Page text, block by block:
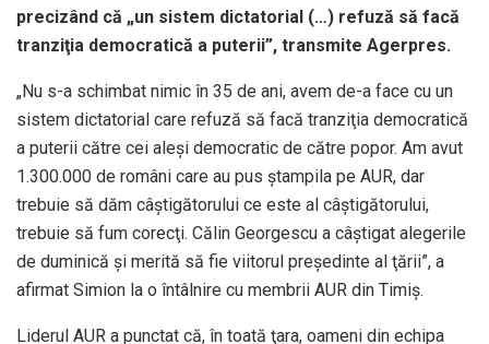
precizând că „un sistem dictatorial (…) refuză să facă
tranziţia democratică a puterii”, transmite Agerpres.
„Nu s-a schimbat nimic în 35 de ani, avem de-a face cu un
sistem dictatorial care refuză să facă tranziţia democratică
a puterii către cei aleşi democratic de către popor. Am avut
1.300.000 de români care au pus ştampila pe AUR, dar
trebuie să dăm câştigătorului ce este al câştigătorului,
trebuie să fum corecţi. Călin Georgescu a câştigat alegerile
de duminică şi merită să fie viitorul preşedinte al ţării”, a
afirmat Simion la o întâlnire cu membrii AUR din Timiş.
Liderul AUR a punctat că, în toată ţara, oameni din echipa